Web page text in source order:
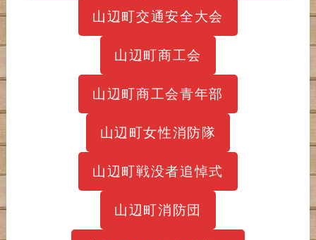
山辺町交通安全大会
山辺町商工会
山辺町商工会青年部
山辺町女性消防隊
山辺町戦没者追悼式
山辺町消防団